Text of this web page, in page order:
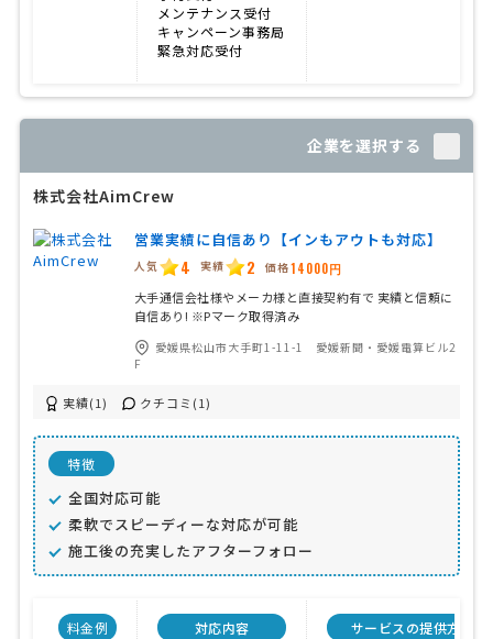
メンテナンス受付
キャンペーン事務局
緊急対応受付
企業を選択する
株式会社AimCrew
営業実績に自信あり【インもアウトも対応】
人気 4 実績 2 価格14000円
大手通信会社様やメーカ様と直接契約有で 実績と信頼に
自信あり! ※Pマーク取得済み
愛媛県松山市大手町1-11-1 愛媛新聞・愛媛電算ビル2
F
実績(1) クチコミ(1)
特徴
全国対応可能
柔軟でスピーディーな対応が可能
施工後の充実したアフターフォロー
料金例
対応内容
サービスの提供方法